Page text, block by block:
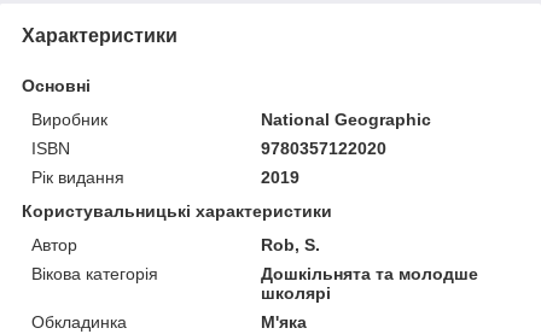
Характеристики
Основні
Виробник
National Geographic
ISBN
9780357122020
Рік видання
2019
Користувальницькі характеристики
Автор
Rob, S.
Вікова категорія
Дошкільнята та молодше
школярі
Обкладинка
М'яка